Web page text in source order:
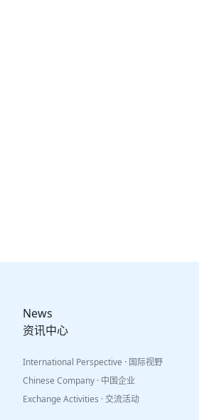
News
资讯中心
International Perspective · 国际视野
Chinese Company · 中国企业
Exchange Activities · 交流活动